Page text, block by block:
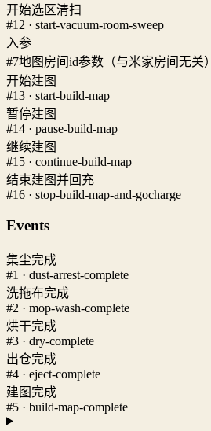
开始选区清扫
#12 · start-vacuum-room-sweep
入参
#7地图房间id参数（与米家房间无关）
开始建图
#13 · start-build-map
暂停建图
#14 · pause-build-map
继续建图
#15 · continue-build-map
结束建图并回充
#16 · stop-build-map-and-gocharge
Events
集尘完成
#1 · dust-arrest-complete
洗拖布完成
#2 · mop-wash-complete
烘干完成
#3 · dry-complete
出仓完成
#4 · eject-complete
建图完成
#5 · build-map-complete